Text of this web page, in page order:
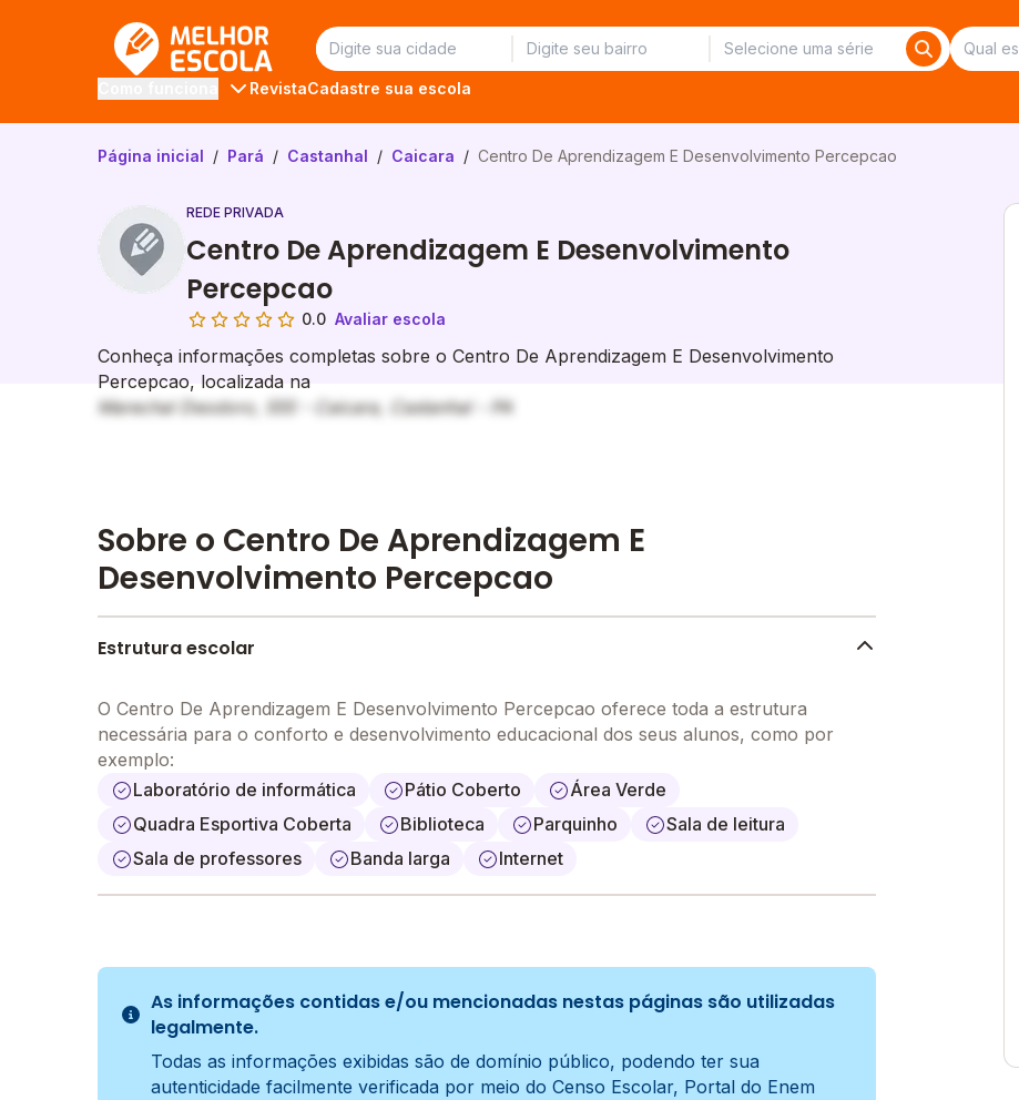
RevistaCadastre sua escola
Página inicial / Pará / Castanhal / Caicara / Centro De Aprendizagem E Desenvolvimento Percepcao
REDE PRIVADA
Centro De Aprendizagem E Desenvolvimento
Percepcao
0.0 Avaliar escola
Conheça informações completas sobre o Centro De Aprendizagem E Desenvolvimento
Percepcao, localizada na
Marechal Deodoro, 555 - Caicara, Castanhal - PA
Sobre o Centro De Aprendizagem E
Desenvolvimento Percepcao
Estrutura escolar
O Centro De Aprendizagem E Desenvolvimento Percepcao oferece toda a estrutura
necessária para o conforto e desenvolvimento educacional dos seus alunos, como por
exemplo:
Laboratório de informática
Pátio Coberto
Área Verde
Quadra Esportiva Coberta
Biblioteca Parquinho
Sala de leitura
Sala de professores
Banda larga Internet
As informações contidas e/ou mencionadas nestas páginas são utilizadas
legalmente.
Todas as informações exibidas são de domínio público, podendo ter sua
autenticidade facilmente verificada por meio do Censo Escolar, Portal do Enem